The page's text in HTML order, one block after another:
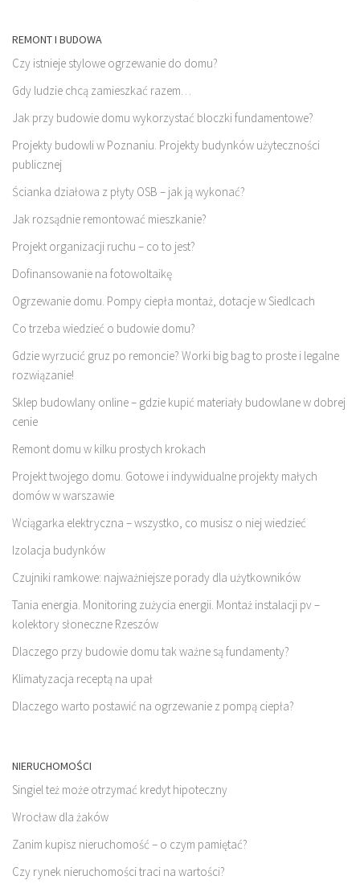
REMONT I BUDOWA
Czy istnieje stylowe ogrzewanie do domu?
Gdy ludzie chcą zamieszkać razem…
Jak przy budowie domu wykorzystać bloczki fundamentowe?
Projekty budowli w Poznaniu. Projekty budynków użyteczności
publicznej
Ścianka działowa z płyty OSB – jak ją wykonać?
Jak rozsądnie remontować mieszkanie?
Projekt organizacji ruchu – co to jest?
Dofinansowanie na fotowoltaikę
Ogrzewanie domu. Pompy ciepła montaż, dotacje w Siedlcach
Co trzeba wiedzieć o budowie domu?
Gdzie wyrzucić gruz po remoncie? Worki big bag to proste i legalne
rozwiązanie!
Sklep budowlany online – gdzie kupić materiały budowlane w dobrej
cenie
Remont domu w kilku prostych krokach
Projekt twojego domu. Gotowe i indywidualne projekty małych
domów w warszawie
Wciągarka elektryczna – wszystko, co musisz o niej wiedzieć
Izolacja budynków
Czujniki ramkowe: najważniejsze porady dla użytkowników
Tania energia. Monitoring zużycia energii. Montaż instalacji pv –
kolektory słoneczne Rzeszów
Dlaczego przy budowie domu tak ważne są fundamenty?
Klimatyzacja receptą na upał
Dlaczego warto postawić na ogrzewanie z pompą ciepła?
NIERUCHOMOŚCI
Singiel też może otrzymać kredyt hipoteczny
Wrocław dla żaków
Zanim kupisz nieruchomość – o czym pamiętać?
Czy rynek nieruchomości traci na wartości?